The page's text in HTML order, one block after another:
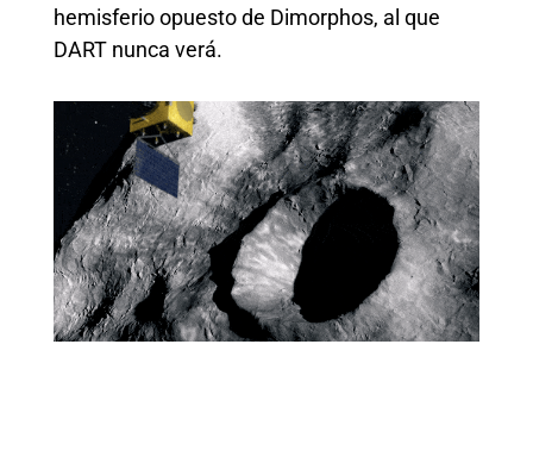
hemisferio opuesto de Dimorphos, al que
DART nunca verá.